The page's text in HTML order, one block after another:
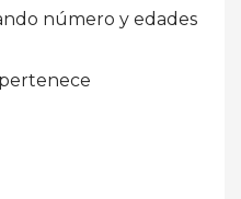
número y edades
pertenece